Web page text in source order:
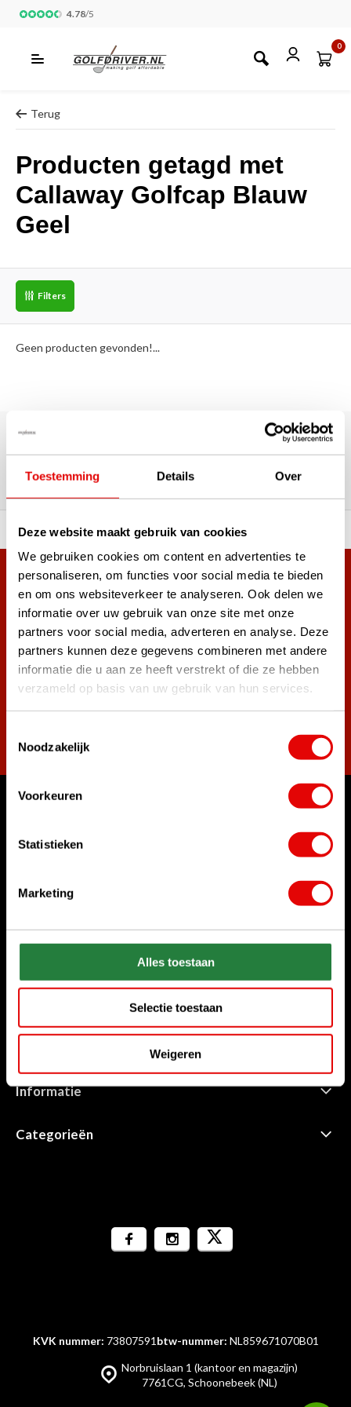
Toestemming Details Over
Deze website maakt gebruik van cookies
We gebruiken cookies om content en advertenties te
personaliseren, om functies voor social media te bieden
en om ons websiteverkeer te analyseren. Ook delen we
informatie over uw gebruik van onze site met onze
partners voor social media, adverteren en analyse. Deze
partners kunnen deze gegevens combineren met andere
informatie die u aan ze heeft verstrekt of die ze hebben
verzameld op basis van uw gebruik van hun services.
Noodzakelijk
Voorkeuren
Statistieken
Marketing
Alles toestaan
Selectie toestaan
Weigeren
4.78/5
0
Terug
Producten getagd met
Callaway Golfcap Blauw
Geel
Filters
Geen producten gevonden!...
180.000+ Klanten | 5.000+ Reviews | Trusted Shops, TrustPilot,
Google
Reviews: Onze klanten aan het
woord
Vóór 15:00 besteld, zelfde werkdag verzonden!
Meer dan 38.000 klanten hebben zich al
aangemeld.
Word ook lid van de nieuwsbrief en mis nooit meer de beste
golf aanbiedingen!
Start chat
Stuur ons een e-mail
sales@golfdriver.nl
Informatie
Categorieën
Norbruislaan 1 (kantoor en magazijn)
7761CG, Schoonebeek (NL)
KVK nummer: 73807591 btw-nummer: NL859671070B01